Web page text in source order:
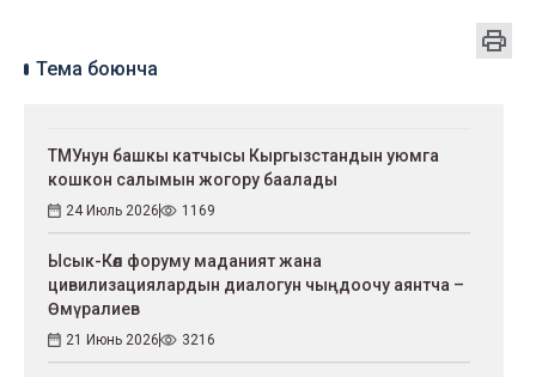
Тема боюнча
ТМУнун башкы катчысы Кыргызстандын уюмга
кошкон салымын жогору баалады
24 Июль 2026 1169
Ысык-Көл форуму маданият жана
цивилизациялардын диалогун чыңдоочу аянтча –
Өмүралиев
21 Июнь 2026 3216